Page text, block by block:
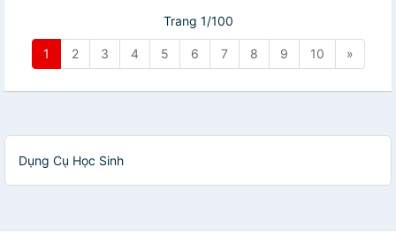
Trang 1/100
1 2 3 4 5 6 7 8 9 10 »
Dụng Cụ Học Sinh